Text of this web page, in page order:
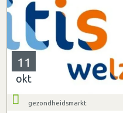
11
okt
gezondheidsmarkt